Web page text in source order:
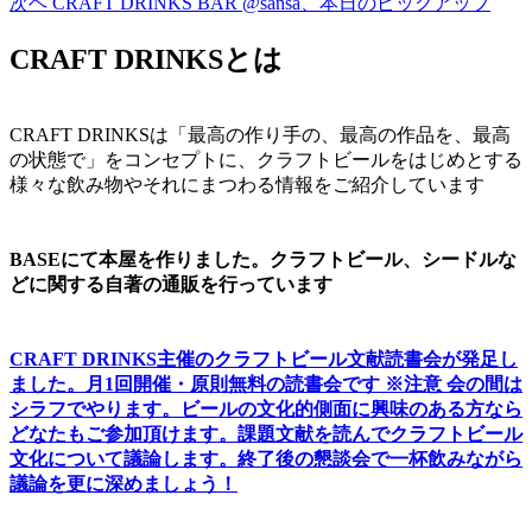
稿
ナ
ゲ
ー
ョ
ン
CRAFT DRINKSとは
CRAFT DRINKSは「最高の作り手の、最高の作品を、最高
の状態で」をコンセプトに、クラフトビールをはじめとする
様々な飲み物やそれにまつわる情報をご紹介しています
BASEにて本屋を作りました。クラフトビール、シードルな
どに関する自著の通販を行っています
CRAFT DRINKS主催のクラフトビール文献読書会が発足し
ました。
月1回開催・原則無料の読書会です ※注意 会の間は
シラフでやります。
ビールの文化的側面に興味のある方なら
どなたもご参加頂けます。 課題文献を読んでクラフトビール
文化について議論します。 終了後の懇談会で一杯飲みながら
議論を更に深めましょう！